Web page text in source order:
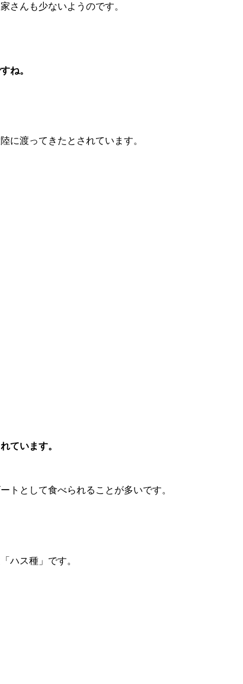
さんも少ないようのです。
ね。
に渡ってきたとされています。
ています。
トとして食べられることが多いです。
ハス種」です。